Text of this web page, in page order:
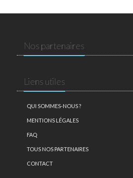
Nos partenaires
Liens utiles
QUI SOMMES-NOUS ?
MENTIONS LÉGALES
FAQ
TOUS NOS PARTENAIRES
CONTACT